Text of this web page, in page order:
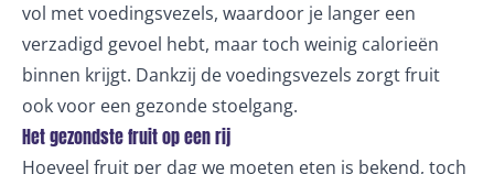
vol met voedingsvezels, waardoor je langer een
verzadigd gevoel hebt, maar toch weinig calorieën
binnen krijgt. Dankzij de voedingsvezels zorgt fruit
ook voor een gezonde stoelgang.
Het gezondste fruit op een rij
Hoeveel fruit per dag we moeten eten is bekend, toch